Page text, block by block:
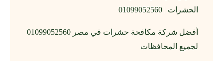
الحشرات | 01099052560
أفضل شركة مكافحة حشرات في مصر 01099052560
لجميع المحافظات